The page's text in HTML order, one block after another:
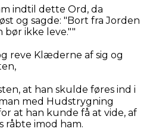
indtil dette Ord, da
og sagde: "Bort fra Jorden
bør ikke leve.""
reve Klæderne af sig og
at han skulde føres ind i
med Hudstrygning
at han kunde få at vide, af
råbte imod ham.